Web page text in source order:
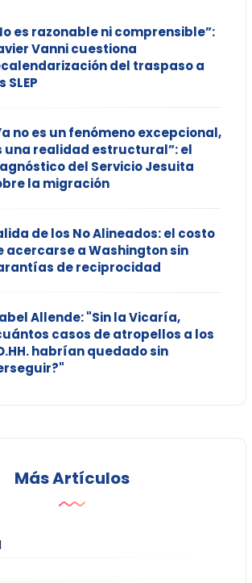
es razonable ni comprensible”:
Vanni cuestiona
del traspaso a
SLEP
no es un fenómeno excepcional,
una realidad estructural”: el
del Servicio Jesuita
la migración
de los No Alineados: el costo
acercarse a Washington sin
de reciprocidad
Allende: "Sin la Vicaría,
casos de atropellos a los
habrían quedado sin
Más Artículos